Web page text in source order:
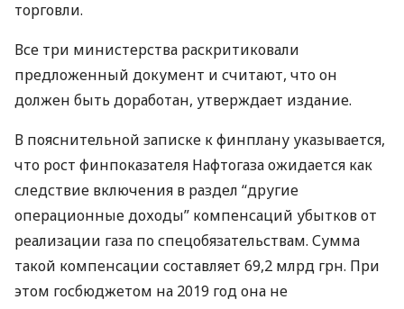
торговли.
Все три министерства раскритиковали
предложенный документ и считают, что он
должен быть доработан, утверждает издание.
В пояснительной записке к финплану указывается,
что рост финпоказателя Нафтогаза ожидается как
следствие включения в раздел “другие
операционные доходы” компенсаций убытков от
реализации газа по спецобязательствам. Сумма
такой компенсации составляет 69,2 млрд грн. При
этом госбюджетом на 2019 год она не